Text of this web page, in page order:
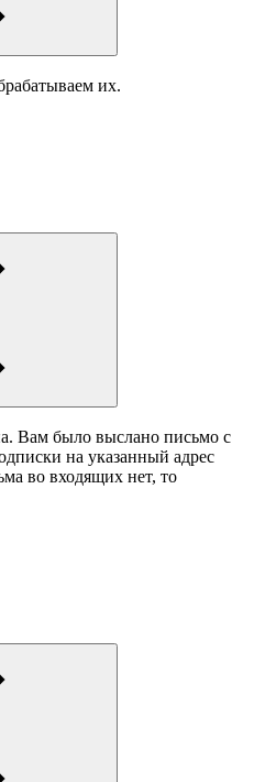
их.
Вам было выслано письмо с
на указанный адрес
во входящих нет, то